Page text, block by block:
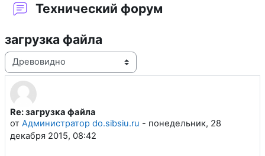
Технический форум
загрузка файла
Режим отображения
Re: загрузка файла
от Администратор do.sibsiu.ru - понедельник, 28
декабря 2015, 08:42
Количество ответов: 0